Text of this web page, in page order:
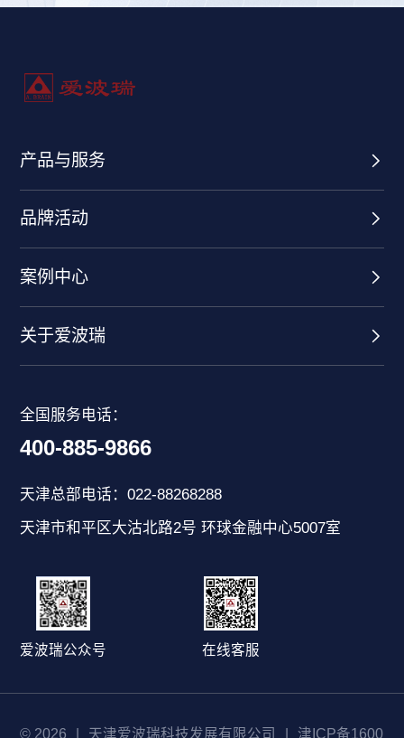
产品与服务
品牌活动
案例中心
关于爱波瑞
全国服务电话：
400-885-9866
天津总部电话：022-88268288
天津市和平区大沽北路2号 环球金融中心5007室
爱波瑞公众号 在线客服
© 2026 天津爱波瑞科技发展有限公司 津ICP备1600